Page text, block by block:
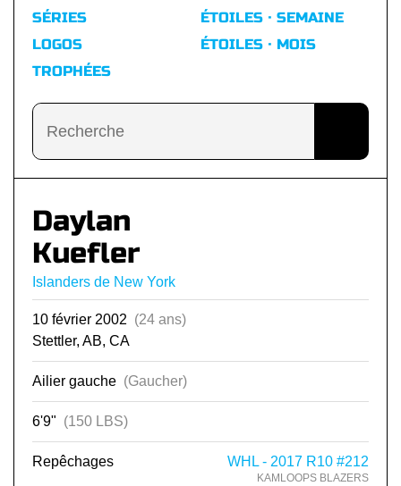
SÉRIES
LOGOS
TROPHÉES
ÉTOILES · SEMAINE
ÉTOILES · MOIS
Daylan
Kuefler
Islanders de New York
10 février 2002 (24 ans)
Stettler, AB, CA
Ailier gauche (Gaucher)
6'9" (150 LBS)
Repêchages WHL - 2017 R10 #212
KAMLOOPS BLAZERS